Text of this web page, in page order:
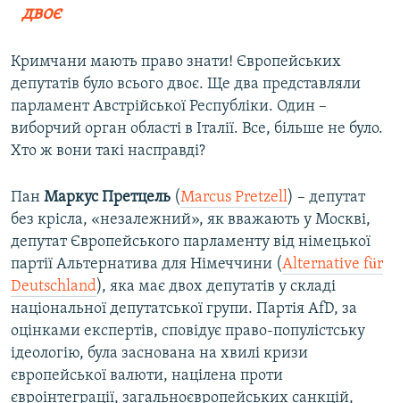
двоє
Кримчани мають право знати! Європейських
депутатів було всього двоє. Ще два представляли
парламент Австрійської Республіки. Один –
виборчий орган області в Італії. Все, більше не було.
Хто ж вони такі насправді?
Пан Маркус Претцель (Marcus Pretzell) – депутат
без крісла, «незалежний», як вважають у Москві,
депутат Європейського парламенту від німецької
партії Альтернатива для Німеччини (Alternative für
Deutschland), яка має двох депутатів у складі
національної депутатської групи. Партія AfD, за
оцінками експертів, сповідує право-популістську
ідеологію, була заснована на хвилі кризи
європейської валюти, націлена проти
євроінтеграції, загальноєвропейських санкцій,